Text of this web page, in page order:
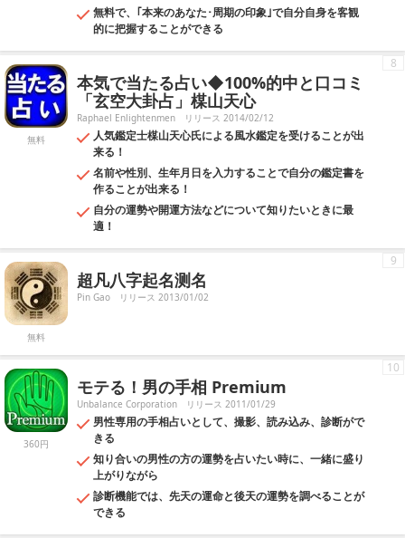
無料で、｢本来のあなた･周期の印象｣で自分自身を客観
的に把握することができる
無料
本気で当たる占い◆100%的中と口コミ
「玄空大卦占」楳山天心
Raphael Enlightenmen リリース 2014/02/12
人気鑑定士楳山天心氏による風水鑑定を受けることが出
来る！
名前や性別、生年月日を入力することで自分の鑑定書を
作ることが出来る！
自分の運勢や開運方法などについて知りたいときに最
適！
8
無料
超凡八字起名测名
Pin Gao リリース 2013/01/02
9
360円
モテる！男の手相 Premium
Unbalance Corporation リリース 2011/01/29
男性専用の手相占いとして、撮影、読み込み、診断がで
きる
知り合いの男性の方の運勢を占いたい時に、一緒に盛り
上がりながら
診断機能では、先天の運命と後天の運勢を調べることが
できる
10